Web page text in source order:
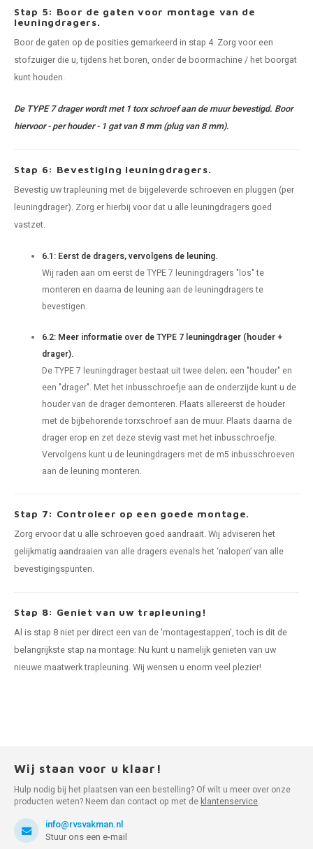
Stap 5: Boor de gaten voor montage van de
leuningdragers.
Boor de gaten op de posities gemarkeerd in stap 4. Zorg voor een
stofzuiger die u, tijdens het boren, onder de boormachine / het boorgat
kunt houden.
De TYPE 7 drager wordt met 1 torx schroef aan de muur bevestigd. Boor
hiervoor - per houder - 1 gat van 8 mm (plug van 8 mm).
Stap 6: Bevestiging leuningdragers.
Bevestig uw trapleuning met de bijgeleverde schroeven en pluggen (per
leuningdrager). Zorg er hierbij voor dat u alle leuningdragers goed
vastzet.
6.1: Eerst de dragers, vervolgens de leuning.
Wij raden aan om eerst de TYPE 7 leuningdragers "los" te
monteren en daarna de leuning aan de leuningdragers te
bevestigen.
6.2: Meer informatie over de TYPE 7 leuningdrager (houder +
drager).
De TYPE 7 leuningdrager bestaat uit twee delen; een "houder" en
een "drager". Met het inbusschroefje aan de onderzijde kunt u de
houder van de drager demonteren. Plaats allereerst de houder
met de bijbehorende torxschroef aan de muur. Plaats daarna de
drager erop en zet deze stevig vast met het inbusschroefje.
Vervolgens kunt u de leuningdragers met de m5 inbusschroeven
aan de leuning monteren.
Stap 7: Controleer op een goede montage.
Zorg ervoor dat u alle schroeven goed aandraait. Wij adviseren het
gelijkmatig aandraaien van alle dragers evenals het ‘nalopen’ van alle
bevestigingspunten.
Stap 8: Geniet van uw trapleuning!
Al is stap 8 niet per direct een van de 'montagestappen', toch is dit de
belangrijkste stap na montage: Nu kunt u namelijk genieten van uw
nieuwe maatwerk trapleuning. Wij wensen u enorm veel plezier!
Wij staan voor u klaar!
Hulp nodig bij het plaatsen van een bestelling? Of wilt u meer over onze
producten weten? Neem dan contact op met de klantenservice.
info@rvsvakman.nl
Stuur ons een e-mail